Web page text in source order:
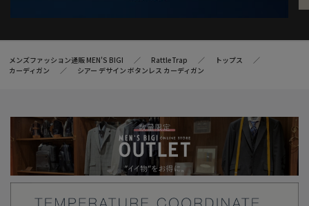
メンズファッション通販 MEN'S BIGI RattleTrap
トップス
カーディガン
シアー デサイン ボタンレス カーディガン